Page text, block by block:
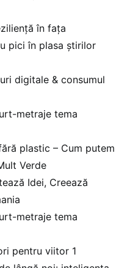
în fața
pici în plasa știrilor
digitale & consumul
metraje tema
plastic – Cum putem
Verde
Idei, Creează
metraje tema
pentru viitor 1